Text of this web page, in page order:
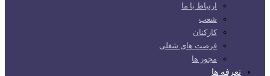
ارتباط با ما
شعب
کارکنان
فرصت های شغلی
مجوز ها
تعرفه ها